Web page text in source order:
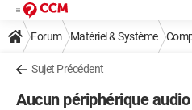
Forum Matériel & Système
Sujet Précédent
Aucun périphérique